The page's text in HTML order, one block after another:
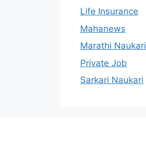
Life Insurance
Mahanews
Marathi Naukari
Private Job
Sarkari Naukari